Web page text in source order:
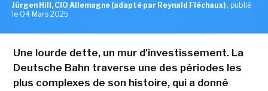
Jürgen Hill, CIO Allemagne (adapté par Reynald Fléchaux) , publié
le 04 Mars 2025
Une lourde dette, un mur d'investissement. La
Deutsche Bahn traverse une des périodes les
plus complexes de son histoire, qui a donné